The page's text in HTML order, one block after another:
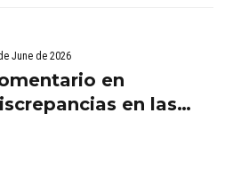
Lo Que
Saber por
de desatascos
June de 2026
en
en las